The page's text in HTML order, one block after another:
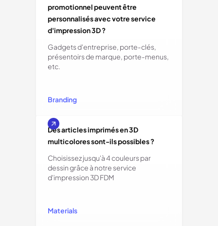
promotionnel peuvent être
personnalisés avec votre service
d'impression 3D ?
Gadgets d'entreprise, porte-clés,
présentoirs de marque, porte-menus,
etc.
Branding
Des articles imprimés en 3D
multicolores sont-ils possibles ?
Choisissez jusqu'à 4 couleurs par
dessin grâce à notre service
d'impression 3D FDM
Materials